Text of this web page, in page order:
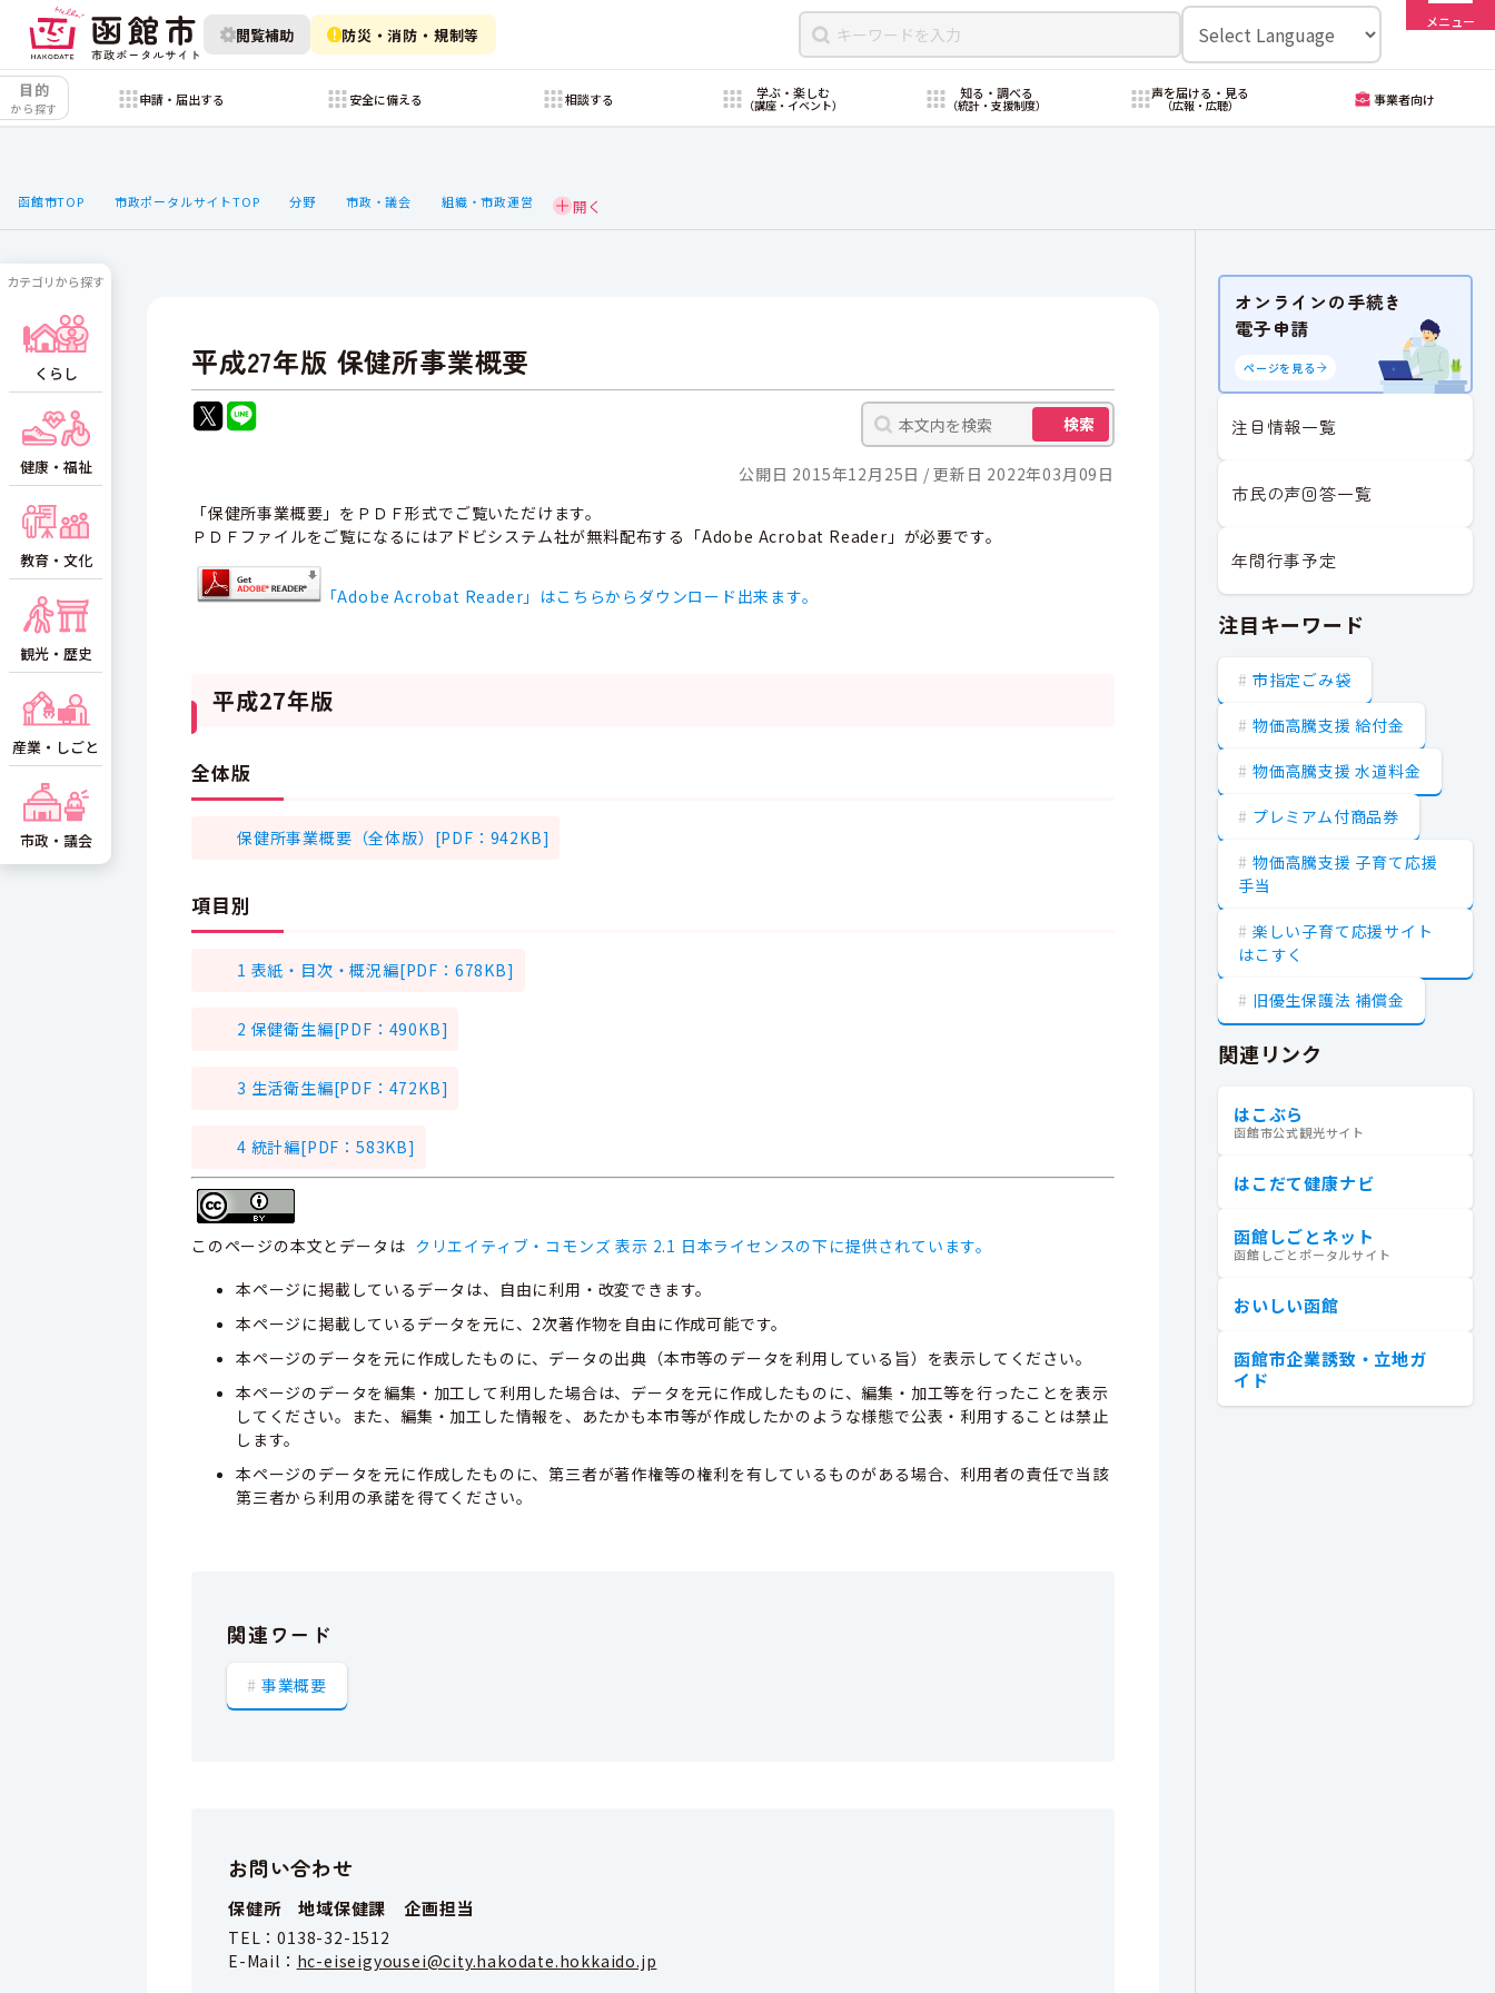
閲覧補助 防災・消防・規制等
メニュー
目的
から探す
申請・届出する 安全に備える 相談する 学ぶ・楽しむ
（講座・イベント）
知る・調べる
（統計・支援制度）
声を届ける・見る
（広報・広聴） 事業者向け
函館市TOP 市政ポータルサイトTOP 分野 市政・議会 組織・市政運営
平成27年版 保健所事業概要
検索
公開日 2015年12月25日
更新日 2022年03月09日
「保健所事業概要」をＰＤＦ形式でご覧いただけます。
ＰＤＦファイルをご覧になるにはアドビシステム社が無料配布する「Adobe Acrobat Reader」が必要です。
「Adobe Acrobat Reader」はこちらからダウンロード出来ます。
平成27年版
全体版
保健所事業概要（全体版）[PDF：942KB]
項目別
1 表紙・目次・概況編[PDF：678KB]
2 保健衛生編[PDF：490KB]
3 生活衛生編[PDF：472KB]
4 統計編[PDF：583KB]
このページの本文とデータは クリエイティブ・コモンズ 表示 2.1 日本ライセンスの下に提供されています。
本ページに掲載しているデータは、自由に利用・改変できます。
本ページに掲載しているデータを元に、2次著作物を自由に作成可能です。
本ページのデータを元に作成したものに、データの出典（本市等のデータを利用している旨）を表示してください。
本ページのデータを編集・加工して利用した場合は、データを元に作成したものに、編集・加工等を行ったことを表示
してください。また、編集・加工した情報を、あたかも本市等が作成したかのような様態で公表・利用することは禁止
します。
本ページのデータを元に作成したものに、第三者が著作権等の権利を有しているものがある場合、利用者の責任で当該
第三者から利用の承諾を得てください。
関連ワード
事業概要
お問い合わせ
保健所 地域保健課 企画担当
TEL：0138-32-1512
E-Mail： hc-eiseigyousei@city.hakodate.hokkaido.jp
カテゴリから探す
くらし
健康・福祉
教育・文化
観光・歴史
産業・しごと
市政・議会
オンラインの手続き
電子申請
ページを見る
注目情報一覧
市民の声回答一覧
年間行事予定
注目キーワード
市指定ごみ袋
物価高騰支援 給付金
物価高騰支援 水道料金
プレミアム付商品券
物価高騰支援 子育て応援
手当
楽しい子育て応援サイト
はこすく
旧優生保護法 補償金
関連リンク
はこぶら
函館市公式観光サイト
はこだて健康ナビ
函館しごとネット
函館しごとポータルサイト
おいしい函館
函館市企業誘致・立地ガ
イド